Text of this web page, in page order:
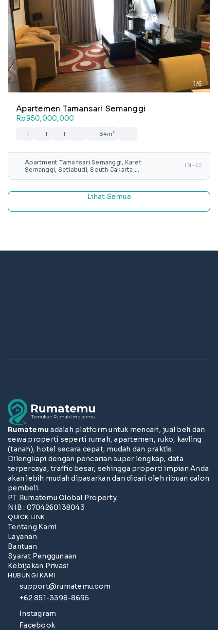
1/6
Apartemen Tamansari Semanggi
Rp950,000,000
1 1 1 - 34m² -
Apartment Tamansari Semanggi, Karet
Semanggi, Setiabudi, South Jakarta,
IDL-62
Lihat Semua
Rumatemuadalah platform untuk mencari, jual beli dan
sewa properti seperti rumah, apartemen, ruko, kavling
(tanah), hotel secara cepat, mudah dan praktis.
Dilengkapi dengan pencarian super lengkap, data
terpercaya, traffic besar, sehingga properti impian Anda
akan lebih mudah dipasarkan dan dicari oleh ribuan calon
pembeli.
PT Rumatemu Global Property
NIB : 0704260138043
QUICK LINK
Tentang Kami
Layanan
Bantuan
Syarat Penggunaan
Kebijakan Privasi
HUBUNGI KAMI
support@rumatemu.com
+62 851-3398-8695
Instagram
Facebook